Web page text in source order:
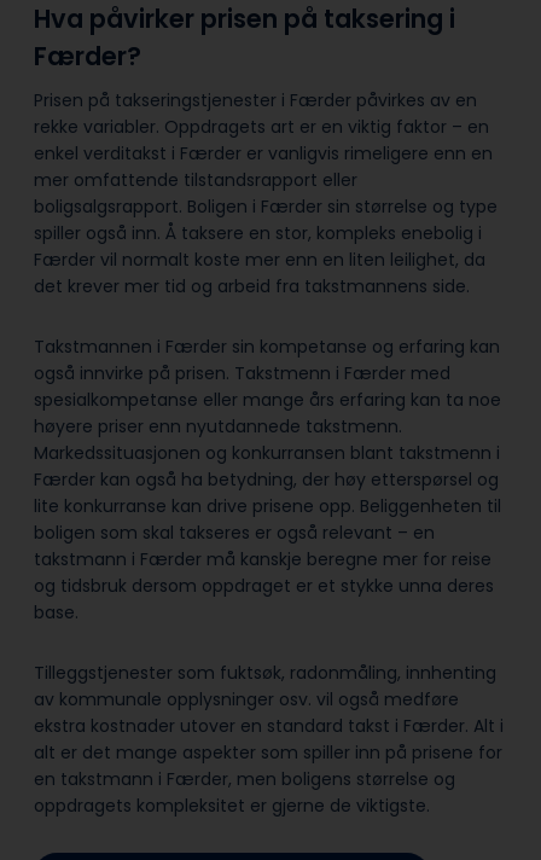
Hva påvirker prisen på taksering i
Færder?
Prisen på takseringstjenester i Færder påvirkes av en
rekke variabler. Oppdragets art er en viktig faktor – en
enkel verditakst i Færder er vanligvis rimeligere enn en
mer omfattende tilstandsrapport eller
boligsalgsrapport. Boligen i Færder sin størrelse og type
spiller også inn. Å taksere en stor, kompleks enebolig i
Færder vil normalt koste mer enn en liten leilighet, da
det krever mer tid og arbeid fra takstmannens side.
Takstmannen i Færder sin kompetanse og erfaring kan
også innvirke på prisen. Takstmenn i Færder med
spesialkompetanse eller mange års erfaring kan ta noe
høyere priser enn nyutdannede takstmenn.
Markedssituasjonen og konkurransen blant takstmenn i
Færder kan også ha betydning, der høy etterspørsel og
lite konkurranse kan drive prisene opp. Beliggenheten til
boligen som skal takseres er også relevant – en
takstmann i Færder må kanskje beregne mer for reise
og tidsbruk dersom oppdraget er et stykke unna deres
base.
Tilleggstjenester som fuktsøk, radonmåling, innhenting
av kommunale opplysninger osv. vil også medføre
ekstra kostnader utover en standard takst i Færder. Alt i
alt er det mange aspekter som spiller inn på prisene for
en takstmann i Færder, men boligens størrelse og
oppdragets kompleksitet er gjerne de viktigste.